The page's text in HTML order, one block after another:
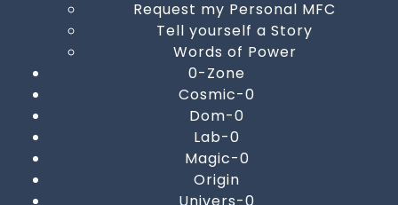
Request my Personal MFC
Tell yourself a Story
Words of Power
0-Zone
Cosmic-0
Dom-0
Lab-0
Magic-0
Origin
Univers-0